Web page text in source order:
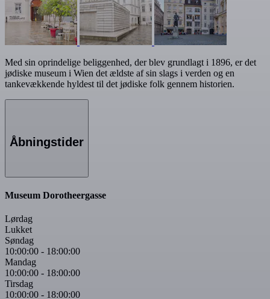
Med sin oprindelige beliggenhed, der blev grundlagt i 1896, er det
jødiske museum i Wien det ældste af sin slags i verden og en
tankevækkende hyldest til det jødiske folk gennem historien.
Åbningstider
Museum Dorotheergasse
Lørdag
Lukket
Søndag
10:00:00 - 18:00:00
Mandag
10:00:00 - 18:00:00
Tirsdag
10:00:00 - 18:00:00